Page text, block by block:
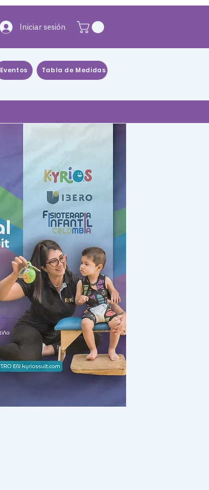
Iniciar sesión
Eventos Tabla de Medidas